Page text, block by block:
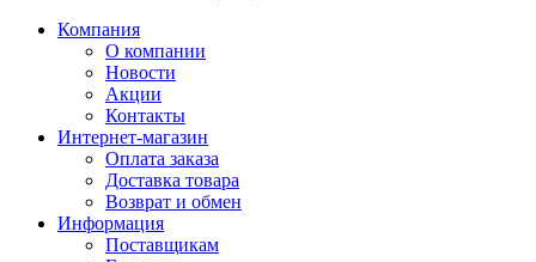
Компания
О компании
Новости
Акции
Контакты
Интернет-магазин
Оплата заказа
Доставка товара
Возврат и обмен
Информация
Поставщикам